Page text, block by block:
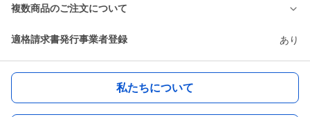
複数商品のご注文について
適格請求書発行事業者登録 あり
私たちについて